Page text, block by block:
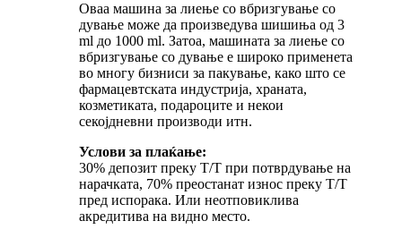
Оваа машина за лиење со вбризгување со
дување може да произведува шишиња од 3
ml до 1000 ml. Затоа, машината за лиење со
вбризгување со дување е широко применета
во многу бизниси за пакување, како што се
фармацевтската индустрија, храната,
козметиката, подароците и некои
секојдневни производи итн.
Услови за плаќање:
30% депозит преку T/T при потврдување на
нарачката, 70% преостанат износ преку T/T
пред испорака. Или неотповиклива
акредитива на видно место.